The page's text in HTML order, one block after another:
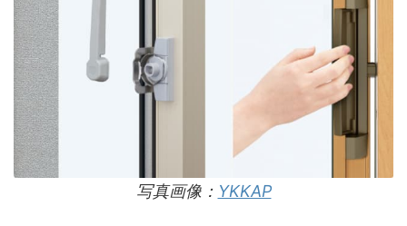
写真画像： YKKAP